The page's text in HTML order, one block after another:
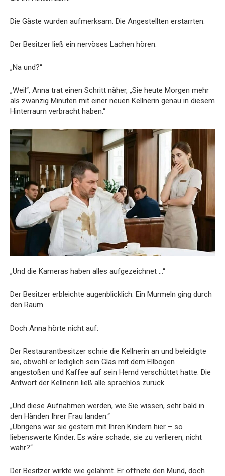
Die Gäste wurden aufmerksam. Die Angestellten erstarrten.
Der Besitzer ließ ein nervöses Lachen hören:
„Na und?“
„Weil“, Anna trat einen Schritt näher, „Sie heute Morgen mehr
als zwanzig Minuten mit einer neuen Kellnerin genau in diesem
Hinterraum verbracht haben.“
„Und die Kameras haben alles aufgezeichnet …“
Der Besitzer erbleichte augenblicklich. Ein Murmeln ging durch
den Raum.
Doch Anna hörte nicht auf:
Der Restaurantbesitzer schrie die Kellnerin an und beleidigte
sie, obwohl er lediglich sein Glas mit dem Ellbogen
angestoßen und Kaffee auf sein Hemd verschüttet hatte. Die
Antwort der Kellnerin ließ alle sprachlos zurück.
„Und diese Aufnahmen werden, wie Sie wissen, sehr bald in
den Händen Ihrer Frau landen.“
„Übrigens war sie gestern mit Ihren Kindern hier – so
liebenswerte Kinder. Es wäre schade, sie zu verlieren, nicht
wahr?“
Der Besitzer wirkte wie gelähmt. Er öffnete den Mund, doch